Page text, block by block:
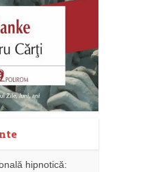
hipnotică: